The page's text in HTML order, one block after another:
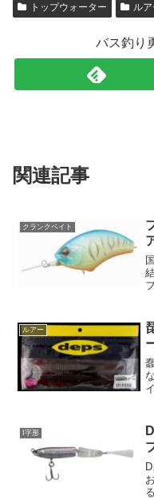
トップウォーター ルア
バス釣り
関連記事
クランクベイト
ルアー
I字形